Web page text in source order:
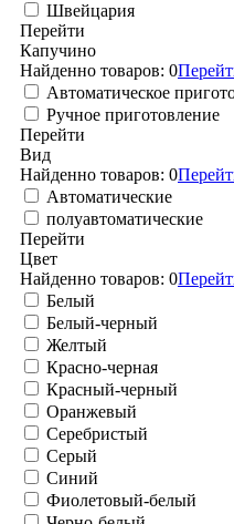
Швейцария
Перейти
Капучино
Найденно товаров: 0
Автоматическое
Ручное приготовление
Перейти
Вид
Найденно товаров: 0
Автоматические
полуавтоматические
Перейти
Цвет
Найденно товаров: 0
Белый
Белый-черный
Желтый
Красно-черная
Красный-черный
Оранжевый
Серебристый
Серый
Синий
Фиолетовый-белый